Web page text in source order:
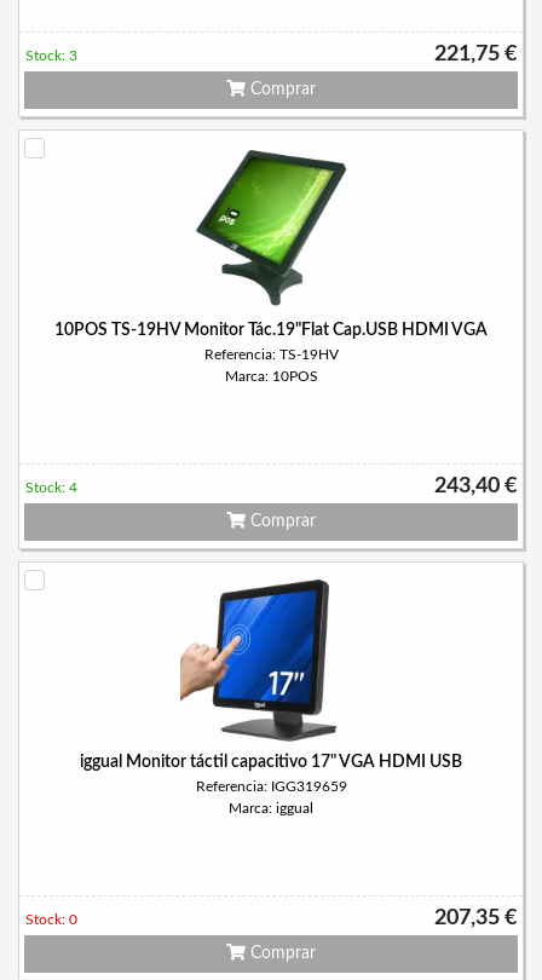
221,75 €
Stock: 3
Comprar
10POS TS-19HV Monitor Tác.19"Flat Cap.USB HDMI VGA
Referencia: TS-19HV
Marca: 10POS
243,40 €
Stock: 4
Comprar
iggual Monitor táctil capacitivo 17" VGA HDMI USB
Referencia: IGG319659
Marca: iggual
207,35 €
Stock: 0
Comprar